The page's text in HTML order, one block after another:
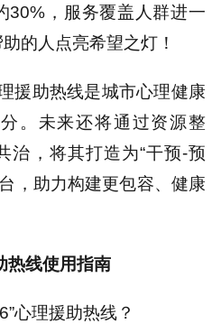
30%，服务覆盖人群进一
的人点亮希望之灯！
援助热线是城市心理健康
。未来还将通过资源整
治，将其打造为“干预-预
，助力构建更包容、健康
热线使用指南
心理援助热线？